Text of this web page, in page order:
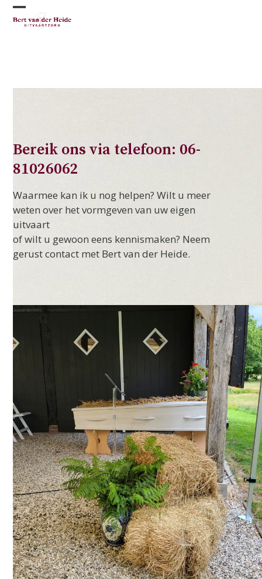
Skip
Open
Close
Bereik ons via telefoon: 06-
81026062
Waarmee kan ik u nog helpen? Wilt u meer
weten over het vormgeven van uw eigen
uitvaart
of wilt u gewoon eens kennismaken? Neem
gerust contact met Bert van der Heide.